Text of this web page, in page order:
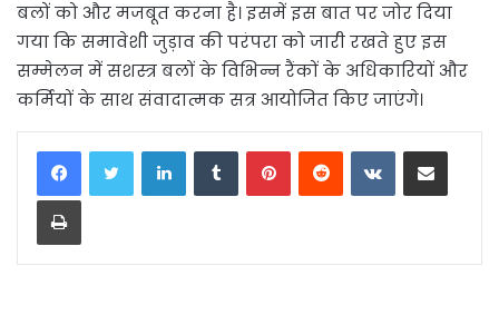
बलों को और मजबूत करना है। इसमें इस बात पर जोर दिया
गया कि समावेशी जुड़ाव की परंपरा को जारी रखते हुए इस
सम्मेलन में सशस्त्र बलों के विभिन्न रैंकों के अधिकारियों और
कर्मियों के साथ संवादात्मक सत्र आयोजित किए जाएंगे।
LinkedInTumblrPinterestReddit VKontakteShare via Email
Print